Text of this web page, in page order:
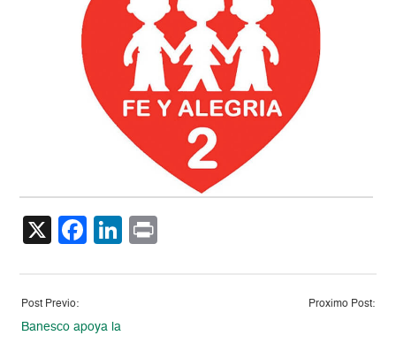
X Facebook
LinkedIn
Post Previo:
Banesco apoya la
Proximo Post: